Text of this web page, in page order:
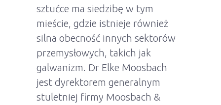
sztućce ma siedzibę w tym
mieście, gdzie istnieje również
silna obecność innych sektorów
przemysłowych, takich jak
galwanizm. Dr Elke Moosbach
jest dyrektorem generalnym
stuletniej firmy Moosbach &